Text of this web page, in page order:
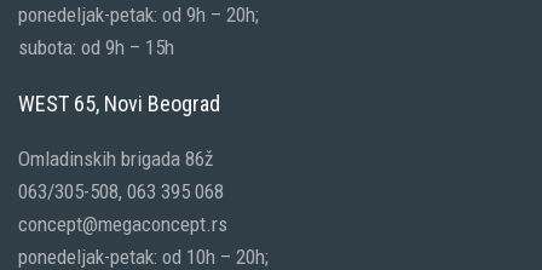
ponedeljak-petak: od 9h – 20h;
subota: od 9h – 15h
WEST 65, Novi Beograd
Omladinskih brigada 86ž
063/305-508, 063 395 068
concept@megaconcept.rs
ponedeljak-petak: od 10h – 20h;